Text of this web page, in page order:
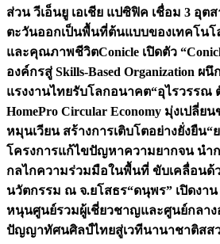
ส่วน วีเอ็นยู เอเชีย แปซิฟิค เชื่อม 3 อุ
ตะวันออกเป็นพื้นที่ต้นแบบของเทคโนโ
และคุณภาพชีวิตConicle เปิดตัว
องค์กรสู่ Skills-Based Organization ผ
แรงงานไทยรับโลกอนาคต“อุไรวรรณ
HomePro Circular Economy มุ่งเปลี่
หมุนเวียน สร้างการเติบโตอย่างยั่งยืน“
โครงการแก้ไขปัญหาความยากจน นำ
กลไกความร่วมมือในพื้นที่ ขับเคลื่อนด้
นวัตกรรม ณ จ.ยโสธร“ดนุพร” เปิดงา
หนุนศูนย์รวมผู้เชี่ยวชาญและศูนย์กลา
ปัญญาทัศนศิลป์ไทยสู่เวทีนานาชาติสส